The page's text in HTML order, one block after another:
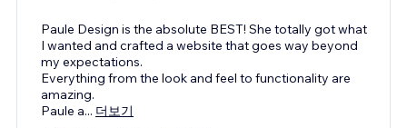
Paule Design is the absolute BEST! She totally got what
I wanted and crafted a website that goes way beyond
my expectations.
Everything from the look and feel to functionality are
amazing.
Paule a... 더보기